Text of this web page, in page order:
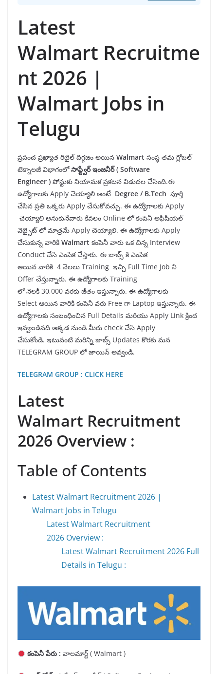
Latest
Walmart Recruitme
nt 2026 |
Walmart Jobs in
Telugu
ప్రపంచ ప్రఖ్యాత రిటైల్ దిగ్గజం అయిన Walmart సంస్థ తమ గ్లోబల్
టెక్నాలజీ విభాగంలోసాఫ్ట్వేర్ ఇంజనీర్ ( Software
Engineer ) పోస్టుకు నియామక ప్రకటన విడుదల చేసింది.ఈ
ఉద్యోగాలకు Apply చెయ్యాలి అంటే Degree / B.Tech పూర్తి
చేసిన ప్రతి ఒక్కరు Apply చేసుకోవచ్చు. ఈ ఉద్యోగాలకు Apply
చెయ్యాలి అనుకునేవారు కేవలం Online లో కంపెనీ అఫిషియల్
వెబ్సైట్ లో మాత్రమే Apply చెయ్యాలి. ఈ ఉద్యోగాలకు Apply
చేసుకున్న వారికి Walmart కంపెనీ వారు ఒక చిన్న Interview
Conduct చేసి ఎంపిక చేస్తారు. ఈ జాబ్స్ కి ఎంపిక
అయిన వారికి 4 నెలలు Training ఇచ్చి Full Time Job ని
Offer చేస్తున్నారు. ఈ ఉద్యోగాలకు Training
లో నెలకి 30,000 వరకు జీతం ఇస్తున్నారు. ఈ ఉద్యోగాలకు
Select ఆయిన వారికి కంపెనీ వరు Free గా Laptop ఇస్తున్నారు. ఈ
ఉద్యోగాలకు సంబంధించిన Full Details మరియు Apply Link క్రింద
ఇవ్వబడినది అక్కడ నుండి మీరు check చేసి Apply
చేసుకోండి. ఇటువంటి మరిన్ని జాబ్స్ Updates కొరకు మన
TELEGRAM GROUP లో జాయిన్ అవ్వండి.
TELEGRAM GROUP : CLICK HERE
Latest
Walmart Recruitment
2026 Overview :
Table of Contents
Latest Walmart Recruitment 2026 |
Walmart Jobs in Telugu
Latest Walmart Recruitment
2026 Overview :
Latest Walmart Recruitment 2026 Full
Details in Telugu :
కంపెనీ పేరు : వాలమార్ట్ ( Walmart )